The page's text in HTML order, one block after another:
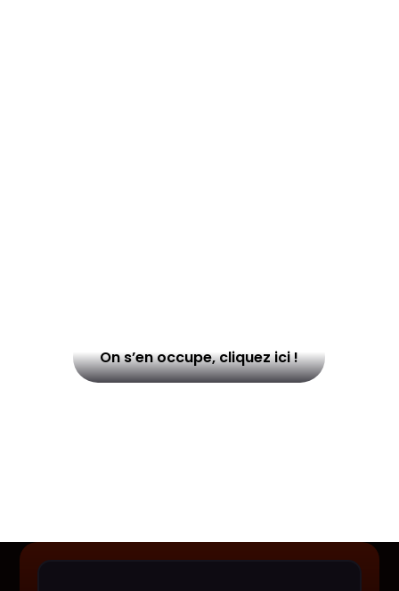
On s’en occupe, cliquez ici !